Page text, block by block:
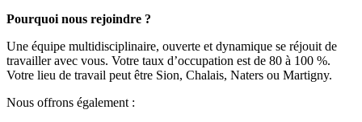
Pourquoi nous rejoindre ?
Une équipe multidisciplinaire, ouverte et dynamique se réjouit de
travailler avec vous. Votre taux d’occupation est de 80 à 100 %.
Votre lieu de travail peut être Sion, Chalais, Naters ou Martigny.
Nous offrons également :